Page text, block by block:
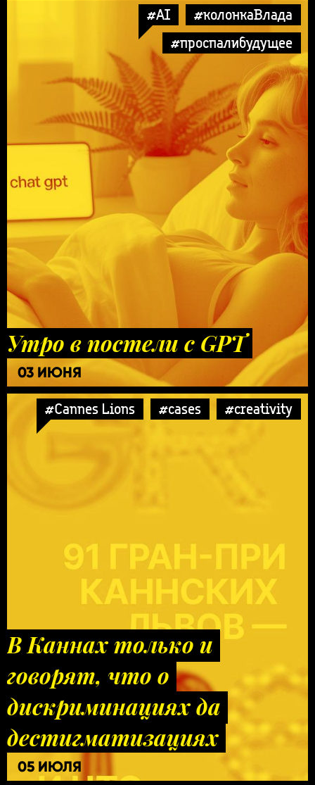
#AI
#колонкаВлада
#проспалибудущее
Утро в постели с GPT
03 ИЮНЯ
#Cannes Lions #cases #creativity
В Каннах только и
говорят, что о
дискриминациях да
дестигматизациях
05 ИЮЛЯ